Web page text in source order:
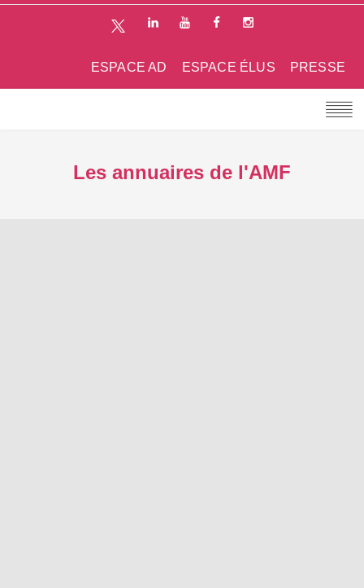
PRESSE
ESPACE ÉLUS
ESPACE AD
Les annuaires de l'AMF